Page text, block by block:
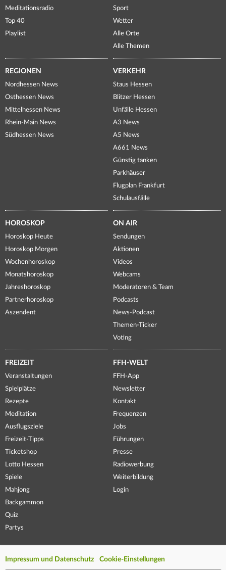
Meditationsradio
Top 40
Playlist
Sport
Wetter
Alle Orte
Alle Themen
REGIONEN
Nordhessen News
Osthessen News
Mittelhessen News
Rhein-Main News
Südhessen News
VERKEHR
Staus Hessen
Blitzer Hessen
Unfälle Hessen
A3 News
A5 News
A661 News
Günstig tanken
Parkhäuser
Flugplan Frankfurt
Schulausfälle
HOROSKOP
Horoskop Heute
Horoskop Morgen
Wochenhoroskop
Monatshoroskop
Jahreshoroskop
Partnerhoroskop
Aszendent
ON AIR
Sendungen
Aktionen
Videos
Webcams
Moderatoren & Team
Podcasts
News-Podcast
Themen-Ticker
Voting
FREIZEIT
Veranstaltungen
Spielplätze
Rezepte
Meditation
Ausflugsziele
Freizeit-Tipps
Ticketshop
Lotto Hessen
Spiele
Mahjong
Backgammon
Quiz
Partys
FFH-WELT
FFH-App
Newsletter
Kontakt
Frequenzen
Jobs
Führungen
Presse
Radiowerbung
Weiterbildung
Login
Impressum und Datenschutz Cookie-Einstellungen